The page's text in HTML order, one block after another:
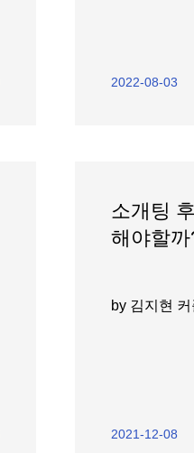
2022-08-03
소개팅
해야할
by 김지현
2021-12-08